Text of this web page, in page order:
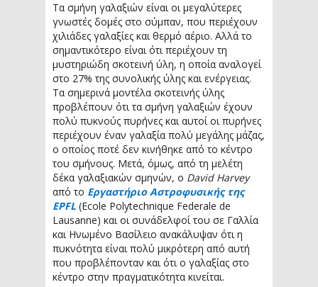
Τα σμήνη γαλαξιών είναι οι μεγαλύτερες
γνωστές δομές στο σύμπαν, που περιέχουν
χιλιάδες γαλαξίες και θερμό αέριο. Αλλά το
σημαντικότερο είναι ότι περιέχουν τη
μυστηριώδη σκοτεινή ύλη, η οποία αναλογεί
στο 27% της συνολικής ύλης και ενέργειας.
Τα σημερινά μοντέλα σκοτεινής ύλης
προβλέπουν ότι τα σμήνη γαλαξιών έχουν
πολύ πυκνούς πυρήνες και αυτοί οι πυρήνες
περιέχουν έναν γαλαξία πολύ μεγάλης μάζας,
ο οποίος ποτέ δεν κινήθηκε από το κέντρο
του σμήνους. Μετά, όμως, από τη μελέτη
δέκα γαλαξιακών σμηνών, ο David Harvey
από το Εργαστήριο Αστροφυσικής της
EPFL (Ecole Polytechnique Federale de
Lausanne) και οι συνάδελφοί του σε Γαλλία
και Ηνωμένο Βασίλειο ανακάλυψαν ότι η
πυκνότητα είναι πολύ μικρότερη από αυτή
που προβλέπονταν και ότι ο γαλαξίας στο
κέντρο στην πραγματικότητα κινείται.